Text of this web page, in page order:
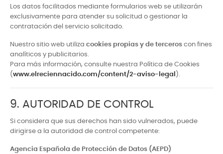
Los datos facilitados mediante formularios web se utilizarán
exclusivamente para atender su solicitud o gestionar la
contratación del servicio solicitado.
Nuestro sitio web utiliza cookies propias y de terceros con fines
analíticos y publicitarios.
Para más información, consulte nuestra Política de Cookies
(www.elreciennacido.com/content/2-aviso-legal ).
9. AUTORIDAD DE CONTROL
Si considera que sus derechos han sido vulnerados, puede
dirigirse a la autoridad de control competente:
Agencia Española de Protección de Datos (AEPD)